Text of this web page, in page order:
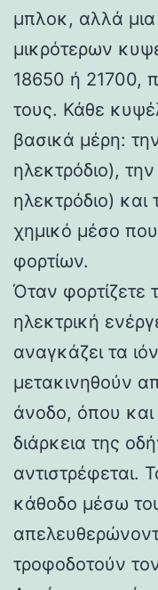
μπλοκ, αλλά
μικρότερων
18650 ή 21700,
τους. Κάθε
βασικά μέρη:
ηλεκτρόδιο),
ηλεκτρόδιο)
χημικό μέσο
φορτίων.
Όταν φορτίζετε
ηλεκτρική
αναγκάζει τα
μετακινηθούν
άνοδο, όπου
διάρκεια της
αντιστρέφεται.
κάθοδο μέσω
τροφοδοτούν